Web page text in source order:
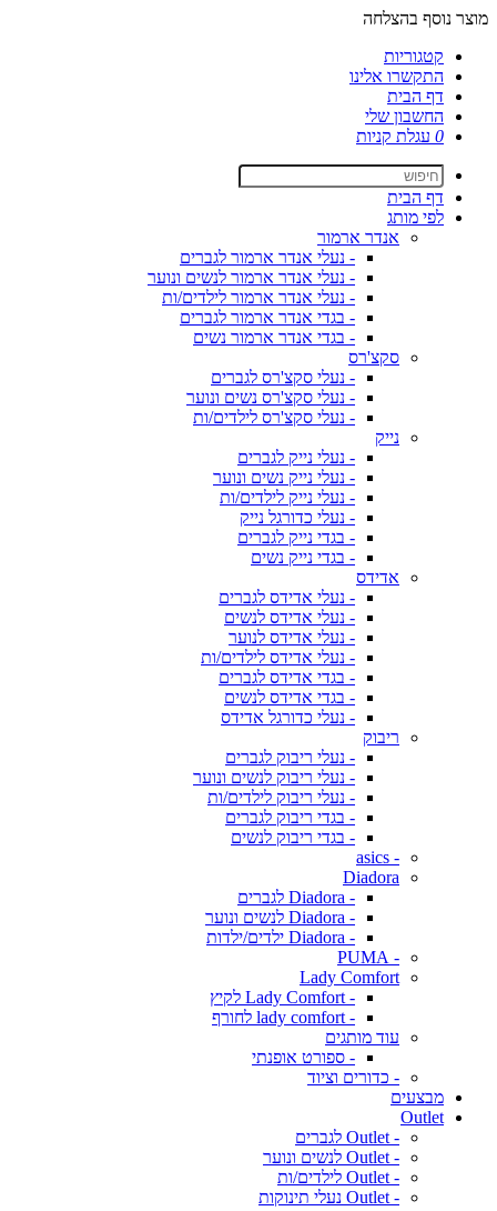
מוצר נוסף בהצלחה
קטגוריות
התקשרו אלינו
דף הבית
החשבון שלי
0 עגלת קניות
דף הבית
לפי מותג
אנדר ארמור
- נעלי אנדר ארמור לגברים
- נעלי אנדר ארמור לנשים ונוער
- נעלי אנדר ארמור לילדים/ות
- בגדי אנדר ארמור לגברים
- בגדי אנדר ארמור נשים
סקצ'רס
- נעלי סקצ'רס לגברים
- נעלי סקצ'רס נשים ונוער
- נעלי סקצ'רס לילדים/ות
נייק
- נעלי נייק לגברים
- נעלי נייק נשים ונוער
- נעלי נייק לילדים/ות
- נעלי כדורגל נייק
- בגדי נייק לגברים
- בגדי נייק נשים
אדידס
- נעלי אדידס לגברים
- נעלי אדידס לנשים
- נעלי אדידס לנוער
- נעלי אדידס לילדים/ות
- בגדי אדידס לגברים
- בגדי אדידס לנשים
- נעלי כדורגל אדידס
ריבוק
- נעלי ריבוק לגברים
- נעלי ריבוק לנשים ונוער
- נעלי ריבוק לילדים/ות
- בגדי ריבוק לגברים
- בגדי ריבוק לנשים
- asics
Diadora
- Diadora לגברים
- Diadora לנשים ונוער
- Diadora ילדים/ילדות
- PUMA
Lady Comfort
- Lady Comfort לקיץ
- lady comfort לחורף
עוד מותגים
- ספורט אופנתי
- כדורים וציוד
מבצעים
Outlet
- Outlet לגברים
- Outlet לנשים ונוער
- Outlet לילדים/ות
- Outlet נעלי תינוקות